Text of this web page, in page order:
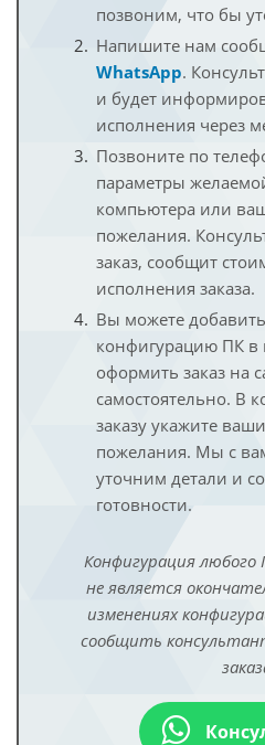
позвоним, что бы
Напишите нам
WhatsApp.
и будет
исполнения через
Позвоните по
параметры
компьютера или
пожелания.
заказ, сообщит
исполнения заказа.
Вы можете
конфигурацию ПК в
оформить заказ на
самостоятельно. В
заказу укажите
пожелания. Мы с
уточним детали и
готовности.
Конфигурация
не является
изменениях
сообщить